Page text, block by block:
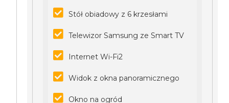
Stół obiadowy z 6 krzesłami
Telewizor Samsung ze Smart TV
Internet Wi-Fi2
Widok z okna panoramicznego
Okno na ogród